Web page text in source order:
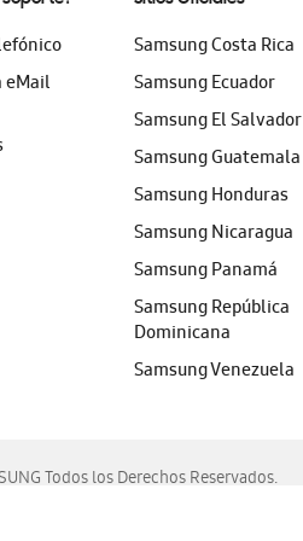
eMail
Samsung Costa Rica
Samsung Ecuador
Samsung El Salvador
Samsung Guatemala
Samsung Honduras
Samsung Nicaragua
Samsung Panamá
Samsung República
Dominicana
Samsung Venezuela
Todos los Derechos Reservados.